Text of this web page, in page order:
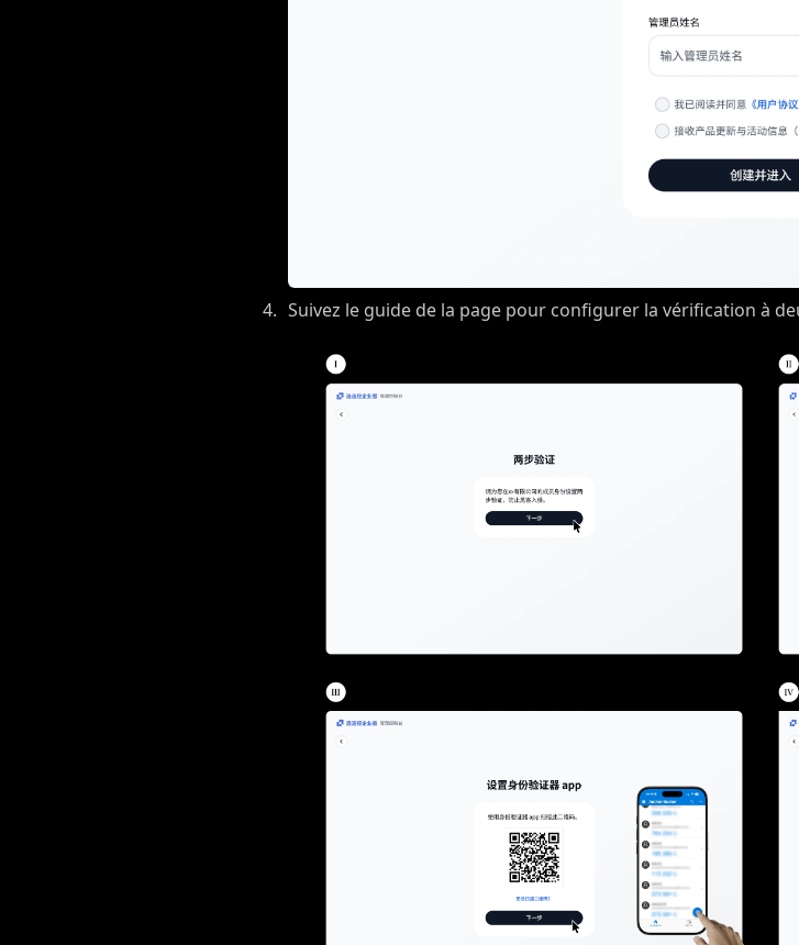
Suivez le guide de la page pour configurer la vérification à